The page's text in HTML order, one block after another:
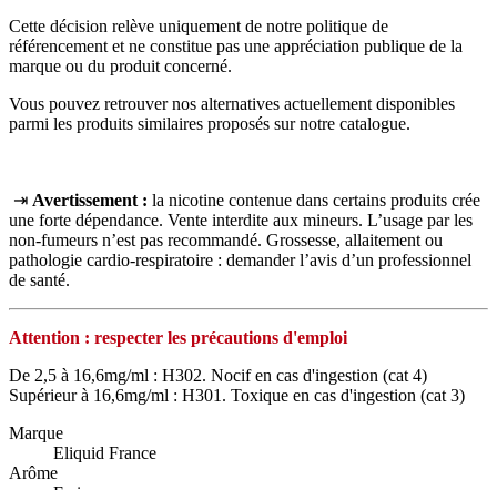
Cette décision relève uniquement de notre politique de
référencement et ne constitue pas une appréciation publique de la
marque ou du produit concerné.
Vous pouvez retrouver nos alternatives actuellement disponibles
parmi les produits similaires proposés sur notre catalogue.
⇥ Avertissement : la nicotine contenue dans certains produits crée
une forte dépendance. Vente interdite aux mineurs. L’usage par les
non‑fumeurs n’est pas recommandé. Grossesse, allaitement ou
pathologie cardio‑respiratoire : demander l’avis d’un professionnel
de santé.
Attention : respecter les précautions d'emploi
De 2,5 à 16,6mg/ml : H302. Nocif en cas d'ingestion (cat 4)
Supérieur à 16,6mg/ml : H301. Toxique en cas d'ingestion (cat 3)
Marque
Eliquid France
Arôme